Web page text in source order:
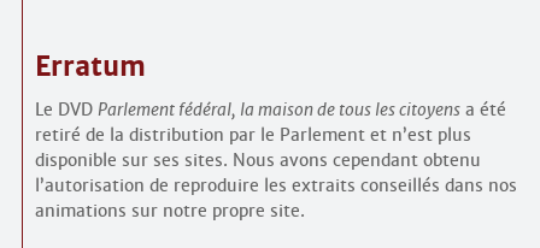
Erratum
Le DVD Parlement fédéral, la maison de tous les citoyensa été
retiré de la distribution par le Parlement et n’est plus
disponible sur ses sites. Nous avons cependant obtenu
l’autorisation de reproduire les extraits conseillés dans nos
animations sur notre propre site.